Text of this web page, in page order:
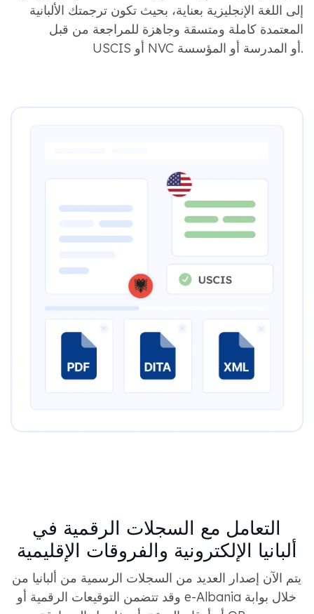
إلى اللغة الإنجليزية بعناية، بحيث تكون ترجمتك الألبانية
المعتمدة كاملة ومتسقة وجاهزة للمراجعة من قبل
USCIS أو NVC أو المدرسة أو المؤسسة.
التعامل مع السجلات الرقمية في
ألبانيا الإلكترونية والفروقات الإقليمية
يتم الآن إصدار العديد من السجلات الرسمية من ألبانيا من
خلال بوابة e-Albania وقد تتضمن التوقيعات الرقمية أو